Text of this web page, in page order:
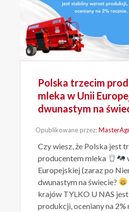
Polska trzecim
mleka w Unii
dwunastym na
Opublikowane przez:
Czy wiesz, że Polska jest
producentem mleka
Europejskiej (zaraz po
dwunastym na świecie?
krajów TYLKO U NAS
produkcji, oceniany na 2%